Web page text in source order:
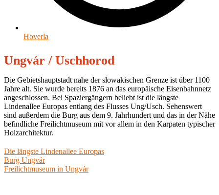
Hoverla
Ungvár / Uschhorod
Die Gebietshauptstadt nahe der slowakischen Grenze ist über 1100
Jahre alt. Sie wurde bereits 1876 an das europäische Eisenbahnnetz
angeschlossen. Bei Spaziergängern beliebt ist die längste
Lindenallee Europas entlang des Flusses Ung/Usch. Sehenswert
sind außerdem die Burg aus dem 9. Jahrhundert und das in der Nähe
befindliche Freilichtmuseum mit vor allem in den Karpaten typischer
Holzarchitektur.
Die längste Lindenallee Europas
Burg Ungvár
Freilichtmuseum in Ungvár